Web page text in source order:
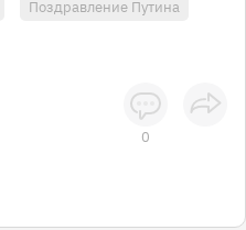
Поздравление Путина
0